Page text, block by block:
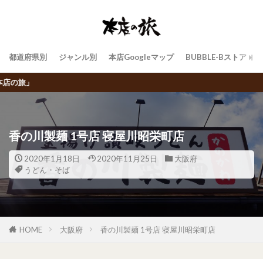
都道府県別 ジャンル別 本店Googleマップ BUBBLE-Bストア
香の川製麺 1号店 寝屋川昭栄町店
2020年1月18日 2020年11月25日
大阪府
うどん・そば
HOME 大阪府 香の川製麺 1号店 寝屋川昭栄町店